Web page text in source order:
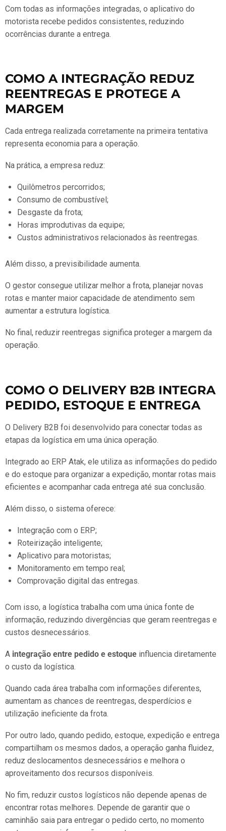
Com todas as informações integradas, o aplicativo do
motorista recebe pedidos consistentes, reduzindo
ocorrências durante a entrega.
COMO A INTEGRAÇÃO REDUZ
REENTREGAS E PROTEGE A
MARGEM
Cada entrega realizada corretamente na primeira tentativa
representa economia para a operação.
Na prática, a empresa reduz:
Quilômetros percorridos;
Consumo de combustível;
Desgaste da frota;
Horas improdutivas da equipe;
Custos administrativos relacionados às reentregas.
Além disso, a previsibilidade aumenta.
O gestor consegue utilizar melhor a frota, planejar novas
rotas e manter maior capacidade de atendimento sem
aumentar a estrutura logística.
No final, reduzir reentregas significa proteger a margem da
operação.
COMO O DELIVERY B2B INTEGRA
PEDIDO, ESTOQUE E ENTREGA
O Delivery B2B foi desenvolvido para conectar todas as
etapas da logística em uma única operação.
Integrado ao ERP Atak, ele utiliza as informações do pedido
e do estoque para organizar a expedição, montar rotas mais
eficientes e acompanhar cada entrega até sua conclusão.
Além disso, o sistema oferece:
Integração com o ERP;
Roteirização inteligente;
Aplicativo para motoristas;
Monitoramento em tempo real;
Comprovação digital das entregas.
Com isso, a logística trabalha com uma única fonte de
informação, reduzindo divergências que geram reentregas e
custos desnecessários.
A integração entre pedido e estoque influencia diretamente
o custo da logística.
Quando cada área trabalha com informações diferentes,
aumentam as chances de reentregas, desperdícios e
utilização ineficiente da frota.
Por outro lado, quando pedido, estoque, expedição e entrega
compartilham os mesmos dados, a operação ganha fluidez,
reduz deslocamentos desnecessários e melhora o
aproveitamento dos recursos disponíveis.
No fim, reduzir custos logísticos não depende apenas de
encontrar rotas melhores. Depende de garantir que o
caminhão saia para entregar o pedido certo, no momento